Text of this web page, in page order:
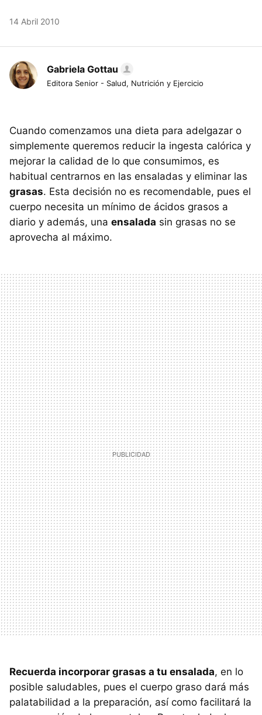
14 Abril 2010
Gabriela Gottau
Editora Senior - Salud, Nutrición y Ejercicio
Cuando comenzamos una dieta para adelgazar o
simplemente queremos reducir la ingesta calórica y
mejorar la calidad de lo que consumimos, es
habitual centrarnos en las ensaladas y eliminar las
grasas. Esta decisión no es recomendable, pues el
cuerpo necesita un mínimo de ácidos grasos a
diario y además, una ensalada sin grasas no se
aprovecha al máximo.
Recuerda incorporar grasas a tu ensalada, en lo
posible saludables, pues el cuerpo graso dará más
palatabilidad a la preparación, así como facilitará la